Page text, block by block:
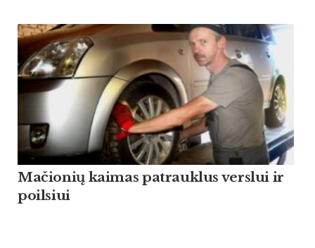
Mačionių kaimas patrauklus verslui ir
poilsiui